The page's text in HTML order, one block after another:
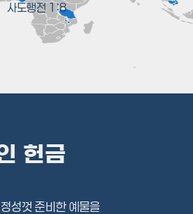
사도행전 1:8
헌금
성껏 준비한 예물을